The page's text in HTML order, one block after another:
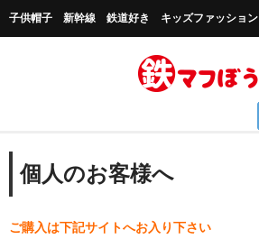
子供帽子 新幹線 鉄道好き キッズファッション
帽子など
個人のお客様へ
ご購入は下記サイトへお入り下さい